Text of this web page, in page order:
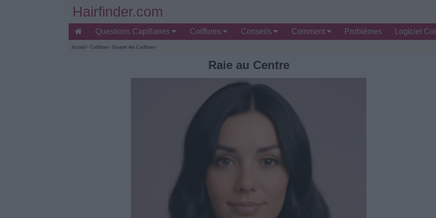
Hairfinder.com
Questions Capillaires Coiffures Conseils Comment Problèmes Logiciel
Accueil> Coiffures> Essayer des Coiffures>
Raie au Centre